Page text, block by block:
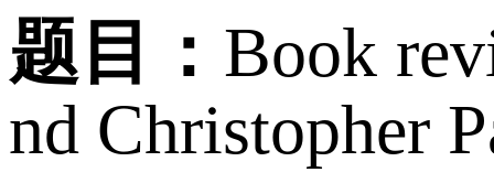
题目： Book
nd Christopher